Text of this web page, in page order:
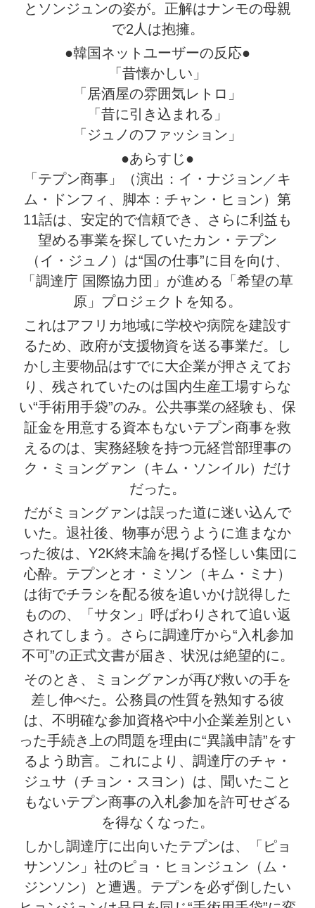
とソンジュンの姿が。正解はナンモの母親
で2人は抱擁。
●韓国ネットユーザーの反応●
「昔懐かしい」
「居酒屋の雰囲気レトロ」
「昔に引き込まれる」
「ジュノのファッション」
●あらすじ●
「テプン商事」（演出：イ・ナジョン／キ
ム・ドンフィ、脚本：チャン・ヒョン）第
11話は、安定的で信頼でき、さらに利益も
望める事業を探していたカン・テプン
（イ・ジュノ）は“国の仕事”に目を向け、
「調達庁 国際協力団」が進める「希望の草
原」プロジェクトを知る。
これはアフリカ地域に学校や病院を建設す
るため、政府が支援物資を送る事業だ。し
かし主要物品はすでに大企業が押さえてお
り、残されていたのは国内生産工場すらな
い“手術用手袋”のみ。公共事業の経験も、保
証金を用意する資本もないテプン商事を救
えるのは、実務経験を持つ元経営部理事の
ク・ミョングァン（キム・ソンイル）だけ
だった。
だがミョングァンは誤った道に迷い込んで
いた。退社後、物事が思うように進まなか
った彼は、Y2K終末論を掲げる怪しい集団に
心酔。テプンとオ・ミソン（キム・ミナ）
は街でチラシを配る彼を追いかけ説得した
ものの、「サタン」呼ばわりされて追い返
されてしまう。さらに調達庁から“入札参加
不可”の正式文書が届き、状況は絶望的に。
そのとき、ミョングァンが再び救いの手を
差し伸べた。公務員の性質を熟知する彼
は、不明確な参加資格や中小企業差別とい
った手続き上の問題を理由に“異議申請”をす
るよう助言。これにより、調達庁のチャ・
ジュサ（チョン・スヨン）は、聞いたこと
もないテプン商事の入札参加を許可せざる
を得なくなった。
しかし調達庁に出向いたテプンは、「ピョ
サンソン」社のピョ・ヒョンジュン（ム・
ジンソン）と遭遇。テプンを必ず倒したい